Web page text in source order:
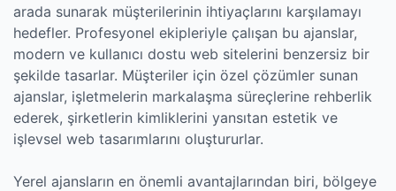
arada sunarak müşterilerinin ihtiyaçlarını karşılamayı
hedefler. Profesyonel ekipleriyle çalışan bu ajanslar,
modern ve kullanıcı dostu web sitelerini benzersiz bir
şekilde tasarlar. Müşteriler için özel çözümler sunan
ajanslar, işletmelerin markalaşma süreçlerine rehberlik
ederek, şirketlerin kimliklerini yansıtan estetik ve
işlevsel web tasarımlarını oluştururlar.
Yerel ajansların en önemli avantajlarından biri, bölgeye